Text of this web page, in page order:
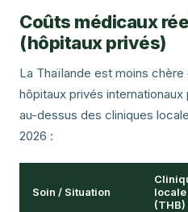
Coûts médicaux
(hôpitaux privés)
La Thaïlande est moins
hôpitaux privés
au-dessus des cliniques
2026 :
Soin / Situation
locale
(THB)